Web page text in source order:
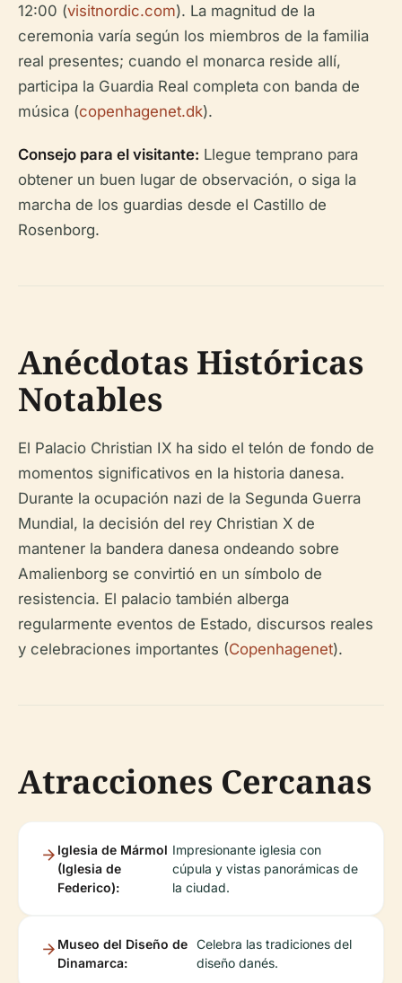
12:00 (visitnordic.com). La magnitud de la
ceremonia varía según los miembros de la familia
real presentes; cuando el monarca reside allí,
participa la Guardia Real completa con banda de
música (copenhagenet.dk).
Consejo para el visitante: Llegue temprano para
obtener un buen lugar de observación, o siga la
marcha de los guardias desde el Castillo de
Rosenborg.
Anécdotas Históricas
Notables
El Palacio Christian IX ha sido el telón de fondo de
momentos significativos en la historia danesa.
Durante la ocupación nazi de la Segunda Guerra
Mundial, la decisión del rey Christian X de
mantener la bandera danesa ondeando sobre
Amalienborg se convirtió en un símbolo de
resistencia. El palacio también alberga
regularmente eventos de Estado, discursos reales
y celebraciones importantes (Copenhagenet).
Atracciones Cercanas
Iglesia de Mármol
(Iglesia de
Federico):
Impresionante iglesia con
cúpula y vistas panorámicas de
la ciudad.
Museo del Diseño de
Dinamarca:
Celebra las tradiciones del
diseño danés.